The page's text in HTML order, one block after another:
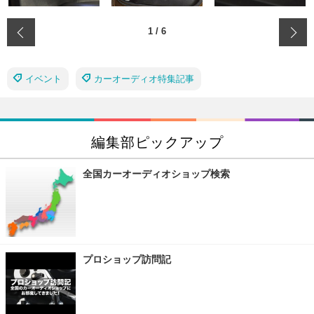
1 / 6
イベント カーオーディオ特集記事
編集部ピックアップ
全国カーオーディオショップ検索
プロショップ訪問記